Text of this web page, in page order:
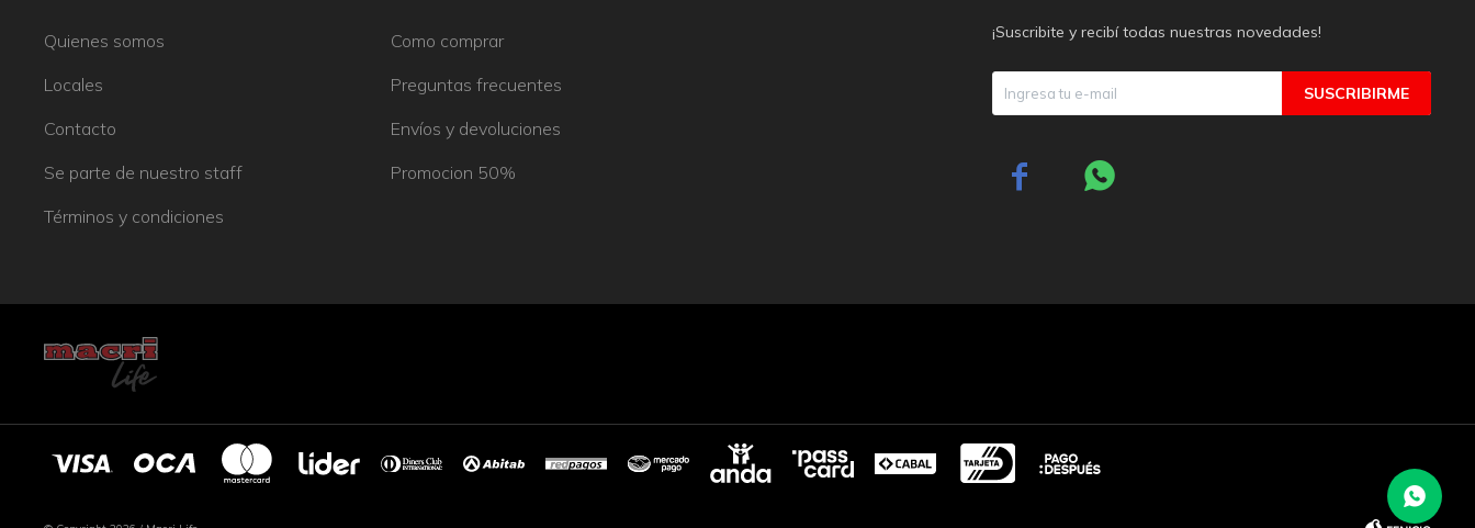
Quienes somos
Locales
Contacto
Se parte de nuestro staff
Términos y condiciones
Como comprar
Preguntas frecuentes
Envíos y devoluciones
Promocion 50%
¡Suscribite y recibí todas nuestras novedades!
SUSCRIBIRME
 